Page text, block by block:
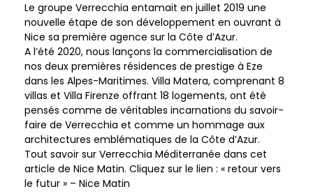
Le groupe Verrecchia entamait en juillet 2019 une
nouvelle étape de son développement en ouvrant à
Nice sa première agence sur la Côte d’Azur.
A l’été 2020, nous lançons la commercialisation de
nos deux premières résidences de prestige à Eze
dans les Alpes-Maritimes. Villa Matera, comprenant 8
villas et Villa Firenze offrant 18 logements, ont été
pensés comme de véritables incarnations du savoir-
faire de Verrecchia et comme un hommage aux
architectures emblématiques de la Côte d’Azur.
Tout savoir sur Verrecchia Méditerranée dans cet
article de Nice Matin. Cliquez sur le lien : « retour vers
le futur » – Nice Matin